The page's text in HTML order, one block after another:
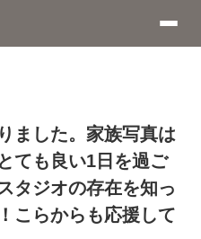
ました。家族写真は
ても良い1日を過ご
タジオの存在を知っ
こらからも応援して